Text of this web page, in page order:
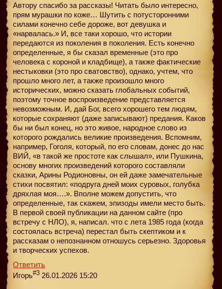
Автору спасибо за рассказы! Читать было интересно,
прям мурашки по коже… Шутить с потусторонними
силами конечно себе дороже, вот девушка и
«нарвалась.» И, все таки хорошо, что истории
передаются из поколения в поколения. Есть конечно
определенные, я бы сказал временные (это про
человека с короной и кладбище), а также фактические
нестыковки (это про сватовство), однако, учтем, что
прошло много лет, а также произошло много
исторических, можно сказать глобальных событий,
поэтому точное воспроизведение представляется
невозможным. И, дай Бог, всего хорошего тем людям,
которые сохраняют (даже записывают) предания. Каков
бы ни был конец, но это живое, народное слово из
которого рождались великие произведения. Вспомним,
например, Гоголя, который, по его словам, донес до нас
ВИЙ, «в такой же простоте как слышал», или Пушкина,
основу многих произведений которого составляли
сказки, Арины Родионовны, он ей даже замечательные
стихи посвятил: «подруга дней моих суровых, голубка
дряхлая моя….». Вполне можем допустить, что
определенные, так скажем, эпизоды имели место быть.
В первой своей публикации на данном сайте (про
встречу с НЛО), я, написал. что с лета 1985 года (когда
состоялась встреча) перестал быть скептиком и к
рассказам о непознанном отношусь серьезно. Здоровья
и творческих успехов.
Ответить
Игорь#3 26.01.2026 15:20